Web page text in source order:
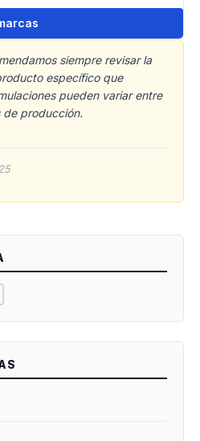
siempre revisar la
específico que
pueden variar entre
de producción.